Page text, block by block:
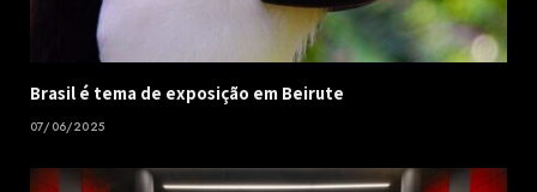
Brasil é tema de exposição em Beirute
07/06/2025